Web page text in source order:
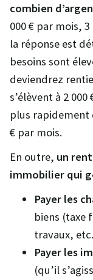
combien
000 € par mois,
la réponse est
besoins sont
deviendrez
s’élèvent à 2
plus rapidement
€ par mois.
En outre, un
immobilier qui
Payer les
biens (taxe
travaux,
Payer les
(qu’il